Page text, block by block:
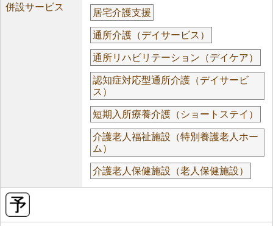
併設サービス
居宅介護支援
通所介護（デイサービス）
通所リハビリテーション（デイケア）
認知症対応型通所介護（デイサービ
ス）
短期入所療養介護（ショートステイ）
介護老人福祉施設（特別養護老人ホー
ム）
介護老人保健施設（老人保健施設）